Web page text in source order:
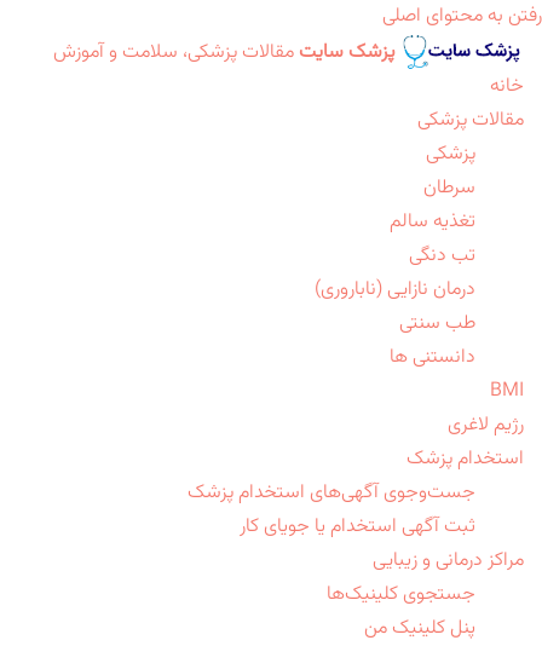
رفتن به محتوای اصلی
پزشک سایت مقالات پزشکی، سلامت و آموزش
خانه
مقالات پزشکی
پزشکی
سرطان
تغذیه سالم
تب دنگی
درمان نازایی (ناباروری)
طب سنتی
دانستنی ها
BMI
رژیم لاغری
استخدام پزشک
جست‌وجوی آگهی‌های استخدام پزشک
ثبت آگهی استخدام یا جویای کار
مراکز درمانی و زیبایی
جستجوی کلینیک‌ها
پنل کلینیک من